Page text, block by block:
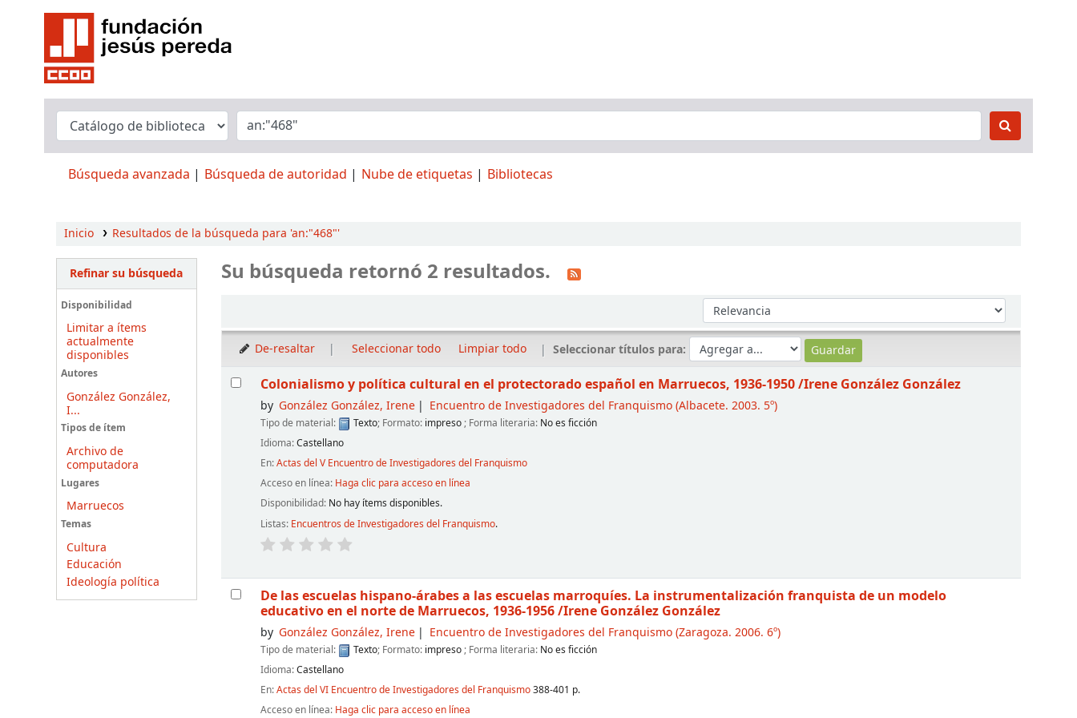
Búsqueda avanzada Búsqueda de autoridad Nube de etiquetas Bibliotecas
Inicio Resultados de la búsqueda para 'an:"468"'
Refinar su búsqueda
Disponibilidad
Limitar a ítems
actualmente
disponibles
Autores
González González,
I...
Tipos de ítem
Archivo de
computadora
Lugares
Marruecos
Temas
Cultura
Educación
Ideología política
Su búsqueda retornó 2 resultados.
Ordenar por:
De-resaltar Seleccionar todo Limpiar todo Seleccionar títulos para:
Resultados
Colonialismo y política cultural en el protectorado español en Marruecos, 1936-1950/Irene González González
by González González, Irene Encuentro de Investigadores del Franquismo(Albacete. 2003. 5º)
Tipo de material: Texto; Formato: impreso; Forma literaria: No es ficción
Idioma:Castellano
En:Actas del V Encuentro de Investigadores del Franquismo
Acceso en línea: Haga clic para acceso en línea
Disponibilidad: No hay ítems disponibles.
Listas: Encuentros de Investigadores del Franquismo.
De las escuelas hispano-árabes a las escuelas marroquíes. La instrumentalización franquista de un modelo
educativo en el norte de Marruecos, 1936-1956/Irene González González
by González González, Irene Encuentro de Investigadores del Franquismo(Zaragoza. 2006. 6º)
Tipo de material: Texto; Formato: impreso; Forma literaria: No es ficción
Idioma:Castellano
En:Actas del VI Encuentro de Investigadores del Franquismo388-401 p.
Acceso en línea: Haga clic para acceso en línea